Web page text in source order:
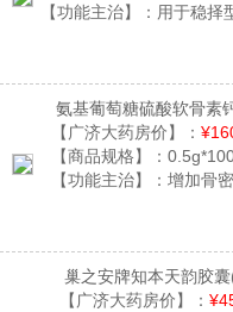
【功能主治】： 用于稳择
氨基葡萄糖硫酸软骨素
【广济大药房价】：
【商品规格】：
【功能主治】： 增加骨密
巢之安牌知本天韵胶囊
【广济大药房价】：